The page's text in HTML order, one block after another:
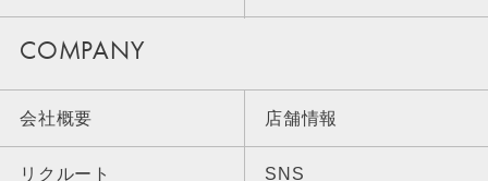
COMPANY
会社概要 店舗情報
リクルート SNS